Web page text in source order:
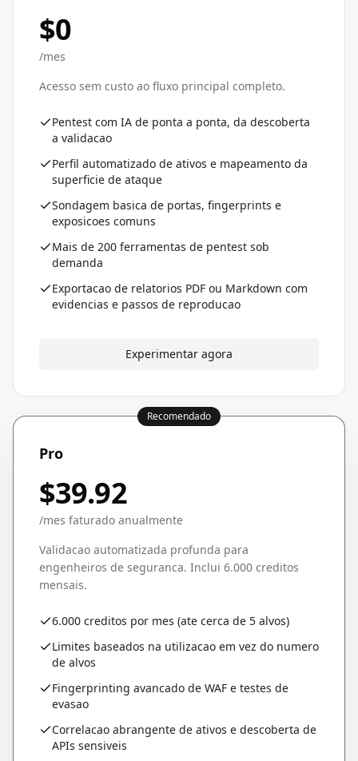
$0
/mes
Acesso sem custo ao fluxo principal completo.
Pentest com IA de ponta a ponta, da descoberta
a validacao
Perfil automatizado de ativos e mapeamento da
superficie de ataque
Sondagem basica de portas, fingerprints e
exposicoes comuns
Mais de 200 ferramentas de pentest sob
demanda
Exportacao de relatorios PDF ou Markdown com
evidencias e passos de reproducao
Experimentar agora
Recomendado
Pro
$39.92
/mes faturado anualmente
Validacao automatizada profunda para
engenheiros de seguranca. Inclui 6.000 creditos
mensais.
6.000 creditos por mes (ate cerca de 5 alvos)
Limites baseados na utilizacao em vez do numero
de alvos
Fingerprinting avancado de WAF e testes de
evasao
Correlacao abrangente de ativos e descoberta de
APIs sensiveis